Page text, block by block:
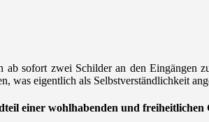
sofort zwei Schilder an den Eingängen
was eigentlich als Selbstverständlichkeit
einer wohlhabenden und